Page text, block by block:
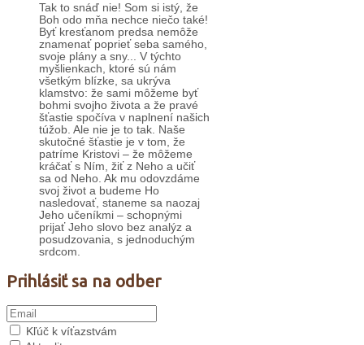
Tak to snáď nie! Som si istý, že
Boh odo mňa nechce niečo také!
Byť kresťanom predsa nemôže
znamenať poprieť seba samého,
svoje plány a sny... V týchto
myšlienkach, ktoré sú nám
všetkým blízke, sa ukrýva
klamstvo: že sami môžeme byť
bohmi svojho života a že pravé
šťastie spočíva v naplnení našich
túžob. Ale nie je to tak. Naše
skutočné šťastie je v tom, že
patríme Kristovi – že môžeme
kráčať s Ním, žiť z Neho a učiť
sa od Neho. Ak mu odovzdáme
svoj život a budeme Ho
nasledovať, staneme sa naozaj
Jeho učeníkmi – schopnými
prijať Jeho slovo bez analýz a
posudzovania, s jednoduchým
srdcom.
Prihlásiť sa na odber
Kľúč k víťazstvám